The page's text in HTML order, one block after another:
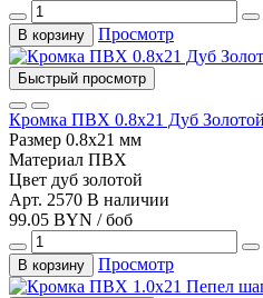
В корзину Просмотр
Быстрый просмотр
Кромка ПВХ 0.8х21 Дуб
Размер 0.8х21 мм
Материал ПВХ
Цвет дуб золотой
Арт. 2570 В наличии
99.05 BYN / боб
В корзину Просмотр